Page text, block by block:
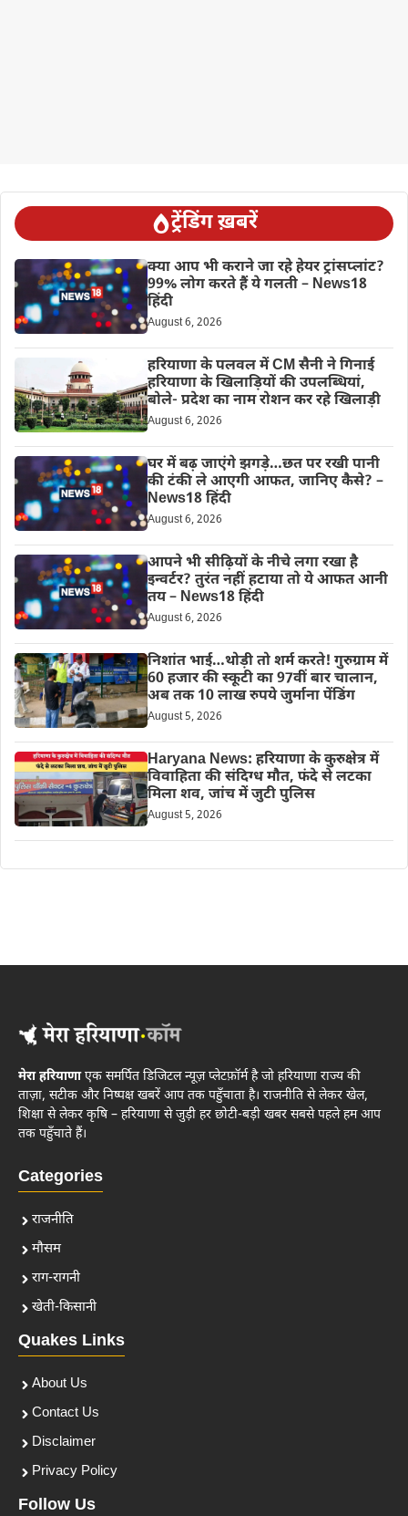
ट्रेंडिंग ख़बरें
क्या आप भी कराने जा रहे हेयर ट्रांसप्लांट?
99% लोग करते हैं ये गलती – News18
हिंदी
August 6, 2026
हरियाणा के पलवल में CM सैनी ने गिनाई
हरियाणा के खिलाड़ियों की उपलब्धियां,
बोले- प्रदेश का नाम रोशन कर रहे खिलाड़ी
August 6, 2026
घर में बढ़ जाएंगे झगड़े…छत पर रखी पानी
की टंकी ले आएगी आफत, जानिए कैसे? –
News18 हिंदी
August 6, 2026
आपने भी सीढ़ियों के नीचे लगा रखा है
इन्वर्टर? तुरंत नहीं हटाया तो ये आफत आनी
तय – News18 हिंदी
August 6, 2026
निशांत भाई…थोड़ी तो शर्म करते! गुरुग्राम में
60 हजार की स्कूटी का 97वीं बार चालान,
अब तक 10 लाख रुपये जुर्माना पेंडिंग
August 5, 2026
Haryana News: हरियाणा के कुरुक्षेत्र में
विवाहिता की संदिग्ध मौत, फंदे से लटका
मिला शव, जांच में जुटी पुलिस
August 5, 2026
मेरा हरियाणाएक समर्पित डिजिटल न्यूज़ प्लेटफ़ॉर्म है जो हरियाणा राज्य की
ताज़ा, सटीक और निष्पक्ष खबरें आप तक पहुँचाता है। राजनीति से लेकर खेल,
शिक्षा से लेकर कृषि – हरियाणा से जुड़ी हर छोटी-बड़ी खबर सबसे पहले हम आप
तक पहुँचाते हैं।
Categories
राजनीति
मौसम
राग-रागनी
खेती-किसानी
Quakes Links
About Us
Contact Us
Disclaimer
Privacy Policy
Follow Us